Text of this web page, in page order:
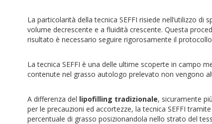
La particolarità della tecnica SEFFI risiede nell’utilizzo
volume decrescente e a fluidità crescente. Questa
risultato è necessario seguire rigorosamente il
La tecnica SEFFI è una delle ultime scoperte in campo
contenute nel grasso autologo prelevato non vengono
A differenza del lipofilling tradizionale, sicuramente
per le precauzioni ed accortezze, la tecnica SEFFI
percentuale di grasso posizionandola nello strato del